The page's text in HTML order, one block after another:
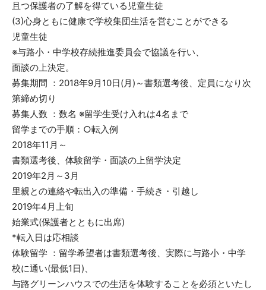
且つ保護者の了解を得ている児童生徒
(3)心身ともに健康で学校集団生活を営むことができる
児童生徒
※与路小・中学校存続推進委員会で協議を行い、
面談の上決定。
募集期間 ：2018年9月10日(月)～書類選考後、定員になり次
第締め切り
募集人数 ：数名 ※留学生受け入れは4名まで
留学までの手順：○転入例
2018年11月～
書類選考後、体験留学・面談の上留学決定
2019年2月～3月
里親との連絡や転出入の準備・手続き・引越し
2019年4月上旬
始業式(保護者とともに出席)
*転入日は応相談
体験留学 ：留学希望者は書類選考後、実際に与路小・中学
校に通い(最低1日)、
与路グリーンハウスでの生活を体験することを必須といたし